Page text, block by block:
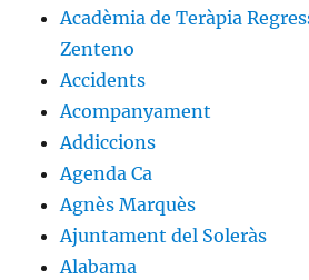
Acadèmia de Teràpia
Zenteno
Accidents
Acompanyament
Addiccions
Agenda Ca
Agnès Marquès
Ajuntament del Soleràs
Alabama